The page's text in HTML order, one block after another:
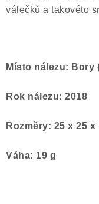
válečků a takovéto
Místo nálezu: Bory
Rok nálezu: 2018
Rozměry: 25 x 25 x
Váha: 19 g